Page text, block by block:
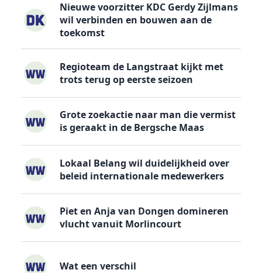
Nieuwe voorzitter KDC Gerdy Zijlmans
wil verbinden en bouwen aan de
toekomst
Regioteam de Langstraat kijkt met
trots terug op eerste seizoen
Grote zoekactie naar man die vermist
is geraakt in de Bergsche Maas
Lokaal Belang wil duidelijkheid over
beleid internationale medewerkers
Piet en Anja van Dongen domineren
vlucht vanuit Morlincourt
Wat een verschil